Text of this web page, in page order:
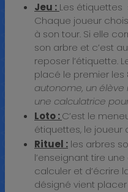
Jeu : Les étiquettes
Chaque joueur
à son tour. Si elle
son arbre et c’est
reposer l’étiquette.
placé le premier les
autonome, un
une calculatrice
Loto :C’est le
étiquettes, le joueur
Rituel : les arbres
l’enseignant tire
calculer et d’écrire
désigné vient placer